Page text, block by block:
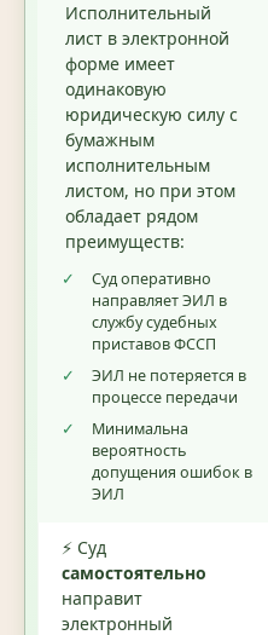
Исполнительный
лист в электронной
форме имеет
одинаковую
юридическую силу с
бумажным
исполнительным
листом, но при этом
обладает рядом
преимуществ:
✓
Суд оперативно
направляет ЭИЛ в
службу судебных
приставов ФССП
✓
ЭИЛ не потеряется в
процессе передачи
✓
Минимальна
вероятность
допущения ошибок в
ЭИЛ
⚡ Суд
самостоятельно
направит
электронный